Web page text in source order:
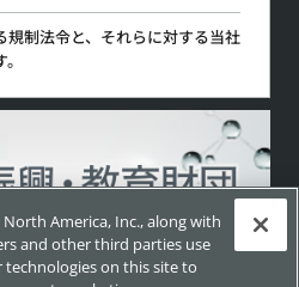
規制法令と、それらに対する当社
America, Inc., along with
and other third parties use
technologies on this site to